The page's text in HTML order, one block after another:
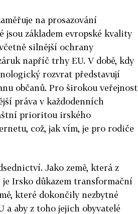
na prosazování
jsou základem evropské kvality
silnější ochrany
napříč trhy EU. V době, kdy
rozvrat představují
občanů. Pro širokou veřejnost
práva v každodenních
prioritou irského
což, jak vím, je pro rodiče
Jako země, která z
Irsko důkazem transformační
které dokončily nezbytné
aby z toho jejich obyvatelé